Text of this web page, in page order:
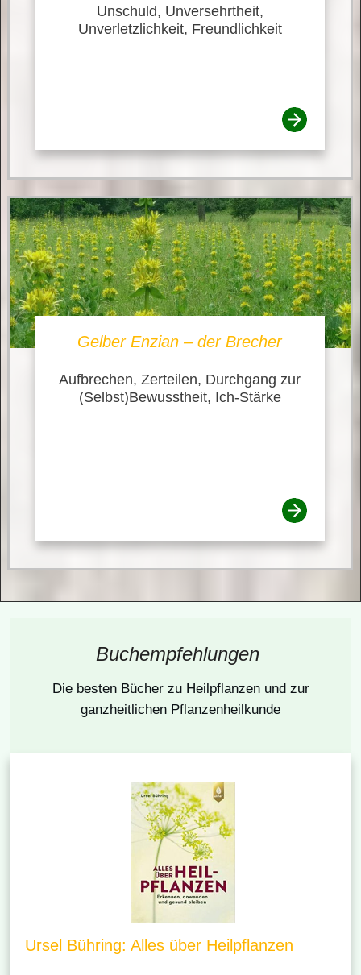
Unschuld, Unversehrtheit,
Unverletzlichkeit, Freundlichkeit
Gelber Enzian – der Brecher
Aufbrechen, Zerteilen, Durchgang zur
(Selbst)Bewusstheit, Ich-Stärke
Buchempfehlungen
Die besten Bücher zu Heilpflanzen und zur
ganzheitlichen Pflanzenheilkunde
Ursel Bühring: Alles über Heilpflanzen